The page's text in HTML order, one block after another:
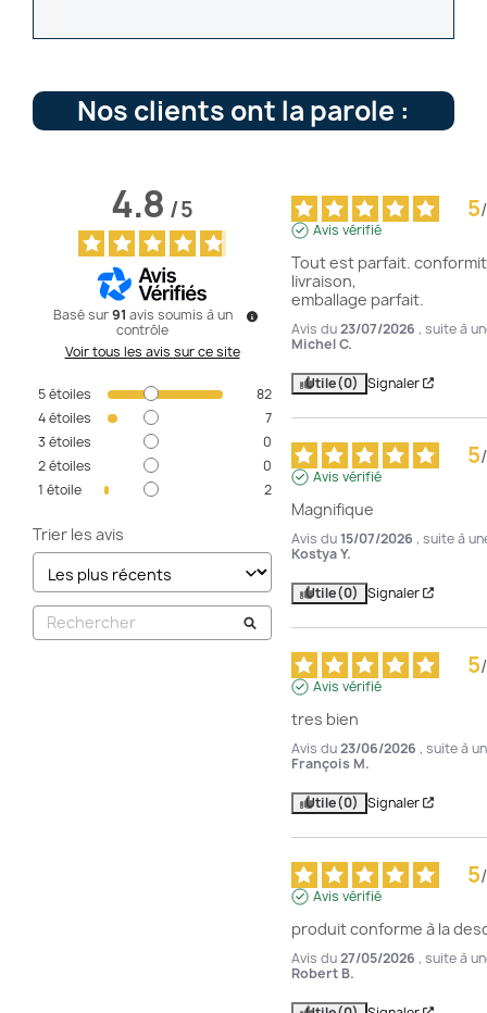
Nos clients ont la parole :
4.8/5
Basé sur91 avis soumis à un
contrôle
Voir tous les avis sur ce site
5étoiles
82
4étoiles
7
3 étoiles
0
2étoiles
0
1 étoile 2
Trier les avis
5/
Avis vérifié
Tout est parfait.
livraison,
emballage parfait.
Avis du23/07/2026 , suite à
Michel C.
Utile(0) Signaler
5/
Avis vérifié
Magnifique
Avis du15/07/2026 , suite à
Kostya Y.
Utile(0) Signaler
5/
Avis vérifié
tres bien
Avis du23/06/2026 , suite à
François M.
Utile(0) Signaler
5/
Avis vérifié
produit conforme à la
Avis du27/05/2026 , suite à
Robert B.